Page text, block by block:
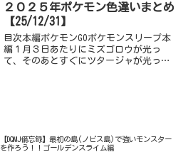
ておいしいですよねタピオカって世間で
どちゃくそ流行る前にも飲...
２０２５年ポケモン色違いまとめ
【25/12/31】
目次本編ポケモンGOポケモンスリープ本
編１月３日あたりにミズゴロウが光っ
て、そのあとすぐにツタージャが光った
【DQMJ備忘録】最初の島(ノビス島)で強いモンスター
を作ろう！！ゴールデンスライム編